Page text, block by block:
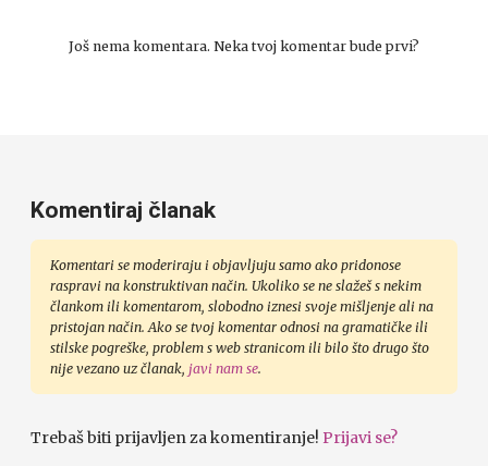
Još nema komentara. Neka tvoj komentar bude prvi?
Komentiraj članak
Komentari se moderiraju i objavljuju samo ako pridonose
raspravi na konstruktivan način. Ukoliko se ne slažeš s nekim
člankom ili komentarom, slobodno iznesi svoje mišljenje ali na
pristojan način. Ako se tvoj komentar odnosi na gramatičke ili
stilske pogreške, problem s web stranicom ili bilo što drugo što
nije vezano uz članak, javi nam se.
Trebaš biti prijavljen za komentiranje! Prijavi se?